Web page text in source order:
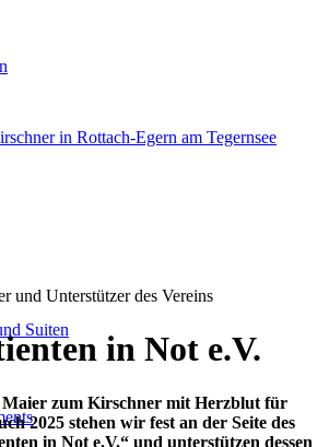
Suiten
und Unterstützer des Vereins
in Not e.V.
Maier zum Kirschner mit Herzblut für
2025 stehen wir fest an der Seite des
in Not e.V.“ und unterstützen dessen